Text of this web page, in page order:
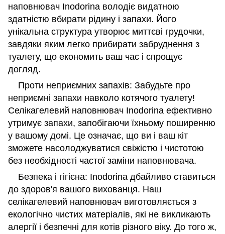
наповнювач Inodorina володіє видатною
здатністю вбирати рідину і запахи. Його
унікальна структура утворює миттєві грудочки,
завдяки яким легко прибирати забруднення з
туалету, що економить ваш час і спрощує
догляд.
Проти неприємних запахів: Забудьте про
неприємні запахи навколо котячого туалету!
Селікагелевий наповнювач Inodorina ефективно
утримує запахи, запобігаючи їхньому поширенню
у вашому домі. Це означає, що ви і ваш кіт
зможете насолоджуватися свіжістю і чистотою
без необхідності частої заміни наповнювача.
Безпека і гігієна: Inodorina дбайливо ставиться
до здоров'я вашого вихованця. Наш
селікагелевий наповнювач виготовляється з
екологічно чистих матеріалів, які не викликають
алергії і безпечні для котів різного віку. До того ж,